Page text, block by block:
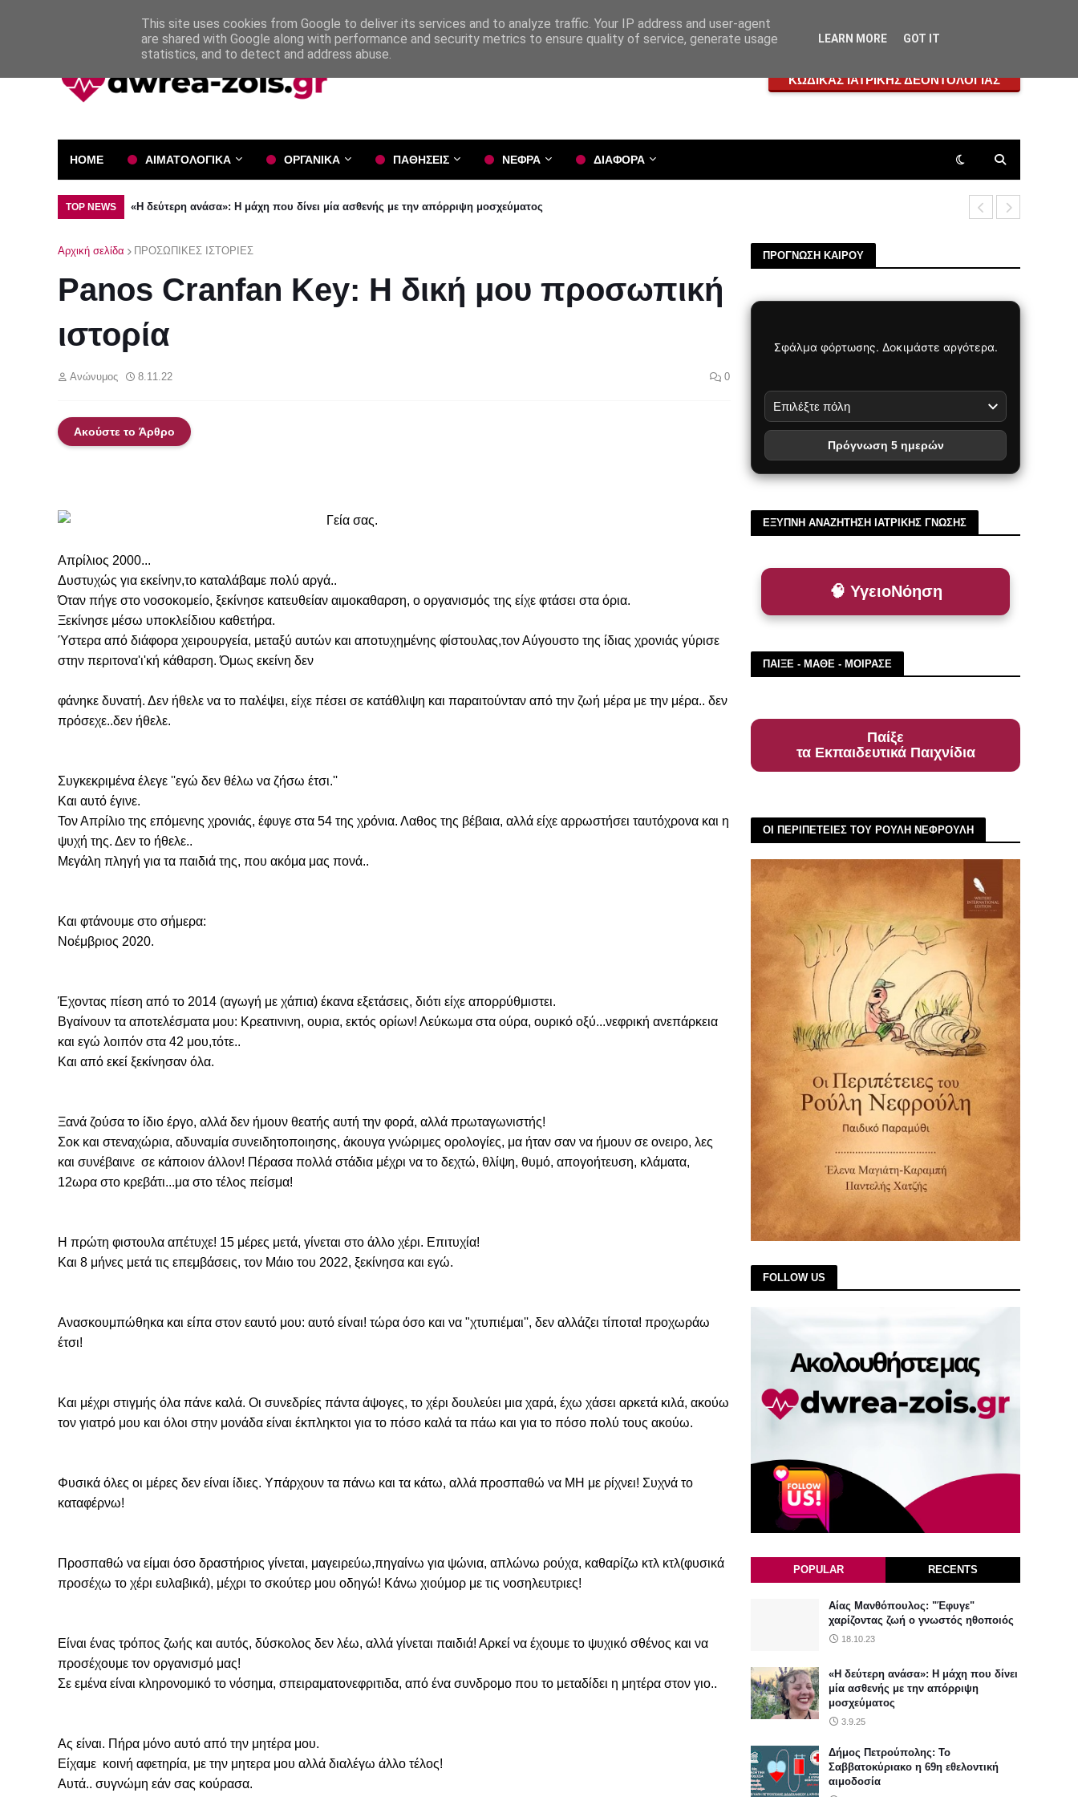
ΚΩΔΙΚΑΣ ΙΑΤΡΙΚΗΣ ΔΕΟΝΤΟΛΟΓΙΑΣ
HOME ΑΙΜΑΤΟΛΟΓΙΚΑ ΟΡΓΑΝΙΚΑ ΠΑΘΗΣΕΙΣ ΝΕΦΡΑ ΔΙΑΦΟΡΑ
TOP NEWS «Η δεύτερη ανάσα»: Η μάχη που δίνει μία ασθενής με την απόρριψη μοσχεύματος
Αρχική σελίδα ΠΡΟΣΩΠΙΚΕΣ ΙΣΤΟΡΙΕΣ
Panos Cranfan Key: Η δική μου προσωπική
ιστορία
Ανώνυμος 8.11.22 0
Ακούστε το Άρθρο
Γεία σας.
Απρίλιος 2000...
Δυστυχώς για εκείνην,το καταλάβαμε πολύ αργά..
Όταν πήγε στο νοσοκομείο, ξεκίνησε κατευθείαν αιμοκαθαρση, ο οργανισμός της είχε φτάσει στα όρια.
Ξεκίνησε μέσω υποκλείδιου καθετήρα.
Ύστερα από διάφορα χειρουργεία, μεταξύ αυτών και αποτυχημένης φίστουλας,τον Αύγουστο της ίδιας χρονιάς γύρισε
στην περιτονα'ι'κή κάθαρση. Όμως εκείνη δεν
φάνηκε δυνατή. Δεν ήθελε να το παλέψει, είχε πέσει σε κατάθλιψη και παραιτούνταν από την ζωή μέρα με την μέρα.. δεν
πρόσεχε..δεν ήθελε.
Συγκεκριμένα έλεγε ''εγώ δεν θέλω να ζήσω έτσι.''
Και αυτό έγινε.
Τον Απρίλιο της επόμενης χρονιάς, έφυγε στα 54 της χρόνια. Λαθος της βέβαια, αλλά είχε αρρωστήσει ταυτόχρονα και η
ψυχή της. Δεν το ήθελε..
Μεγάλη πληγή για τα παιδιά της, που ακόμα μας πονά..
Και φτάνουμε στο σήμερα:
Νοέμβριος 2020.
Έχοντας πίεση από το 2014 (αγωγή με χάπια) έκανα εξετάσεις, διότι είχε απορρύθμιστει.
Βγαίνουν τα αποτελέσματα μου: Κρεατινινη, ουρια, εκτός ορίων! Λεύκωμα στα ούρα, ουρικό οξύ...νεφρική ανεπάρκεια
και εγώ λοιπόν στα 42 μου,τότε..
Και από εκεί ξεκίνησαν όλα.
Ξανά ζούσα το ίδιο έργο, αλλά δεν ήμουν θεατής αυτή την φορά, αλλά πρωταγωνιστής!
Σοκ και στεναχώρια, αδυναμία συνειδητοποιησης, άκουγα γνώριμες ορολογίες, μα ήταν σαν να ήμουν σε ονειρο, λες
και συνέβαινε  σε κάποιον άλλον! Πέρασα πολλά στάδια μέχρι να το δεχτώ, θλίψη, θυμό, απογοήτευση, κλάματα,
12ωρα στο κρεβάτι...μα στο τέλος πείσμα!
Η πρώτη φιστουλα απέτυχε! 15 μέρες μετά, γίνεται στο άλλο χέρι. Επιτυχία!
Και 8 μήνες μετά τις επεμβάσεις, τον Μάιο του 2022, ξεκίνησα και εγώ.
Ανασκουμπώθηκα και είπα στον εαυτό μου: αυτό είναι! τώρα όσο και να "χτυπιέμαι'', δεν αλλάζει τίποτα! προχωράω
έτσι!
Και μέχρι στιγμής όλα πάνε καλά. Οι συνεδρίες πάντα άψογες, το χέρι δουλεύει μια χαρά, έχω χάσει αρκετά κιλά, ακούω
τον γιατρό μου και όλοι στην μονάδα είναι έκπληκτοι για το πόσο καλά τα πάω και για το πόσο πολύ τους ακούω.
Φυσικά όλες οι μέρες δεν είναι ίδιες. Υπάρχουν τα πάνω και τα κάτω, αλλά προσπαθώ να ΜΗ με ρίχνει! Συχνά το
καταφέρνω!
Προσπαθώ να είμαι όσο δραστήριος γίνεται, μαγειρεύω,πηγαίνω για ψώνια, απλώνω ρούχα, καθαρίζω κτλ κτλ(φυσικά
προσέχω το χέρι ευλαβικά), μέχρι το σκούτερ μου οδηγώ! Κάνω χιούμορ με τις νοσηλευτριες!
Είναι ένας τρόπος ζωής και αυτός, δύσκολος δεν λέω, αλλά γίνεται παιδιά! Αρκεί να έχουμε το ψυχικό σθένος και να
προσέχουμε τον οργανισμό μας!
Σε εμένα είναι κληρονομικό το νόσημα, σπειραματονεφριτιδα, από ένα συνδρομο που το μεταδίδει η μητέρα στον γιο..
Ας είναι. Πήρα μόνο αυτό από την μητέρα μου.
Είχαμε  κοινή αφετηρία, με την μητερα μου αλλά διαλέγω άλλο τέλος!
Αυτά.. συγνώμη εάν σας κούρασα.
ΠΡΟΓΝΩΣΗ ΚΑΙΡΟΥ
Σφάλμα φόρτωσης. Δοκιμάστε αργότερα.
Πρόγνωση 5 ημερών
ΕΞΥΠΝΗ ΑΝΑΖΗΤΗΣΗ ΙΑΤΡΙΚΗΣ ΓΝΩΣΗΣ
🧠 ΥγειοΝόηση
ΠΑΙΞΕ - ΜΑΘΕ - ΜΟΙΡΑΣΕ
Παίξε
τα Εκπαιδευτικά Παιχνίδια
ΟΙ ΠΕΡΙΠΕΤΕΙΕΣ ΤΟΥ ΡΟΥΛΗ ΝΕΦΡΟΥΛΗ
FOLLOW US
POPULAR RECENTS
Αίας Μανθόπουλος: "Έφυγε"
χαρίζοντας ζωή ο γνωστός ηθοποιός
18.10.23
«Η δεύτερη ανάσα»: Η μάχη που δίνει
μία ασθενής με την απόρριψη
μοσχεύματος
3.9.25
Δήμος Πετρούπολης: Το
Σαββατοκύριακο η 69η εθελοντική
αιμοδοσία
This site uses cookies from Google to deliver its services and to analyze traffic. Your IP address and user-agent
are shared with Google along with performance and security metrics to ensure quality of service, generate usage
statistics, and to detect and address abuse.
LEARN MORE GOT IT